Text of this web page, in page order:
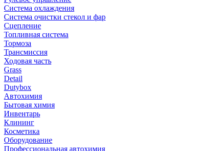
Система охлаждения
Система очистки стекол и фар
Сцепление
Топливная система
Тормоза
Трансмиссия
Ходовая часть
Grass
Detail
Dutybox
Автохимия
Бытовая химия
Инвентарь
Клининг
Косметика
Оборудование
Профессиональная автохимия